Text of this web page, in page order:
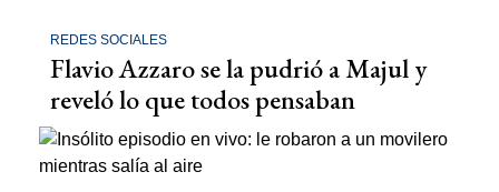
REDES SOCIALES
Flavio Azzaro se la pudrió a Majul y
reveló lo que todos pensaban